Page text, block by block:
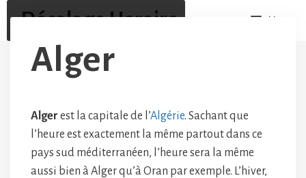
contenu
Décalage Horaire Menu
Alger
Alger est la capitale de l’Algérie. Sachant que
l’heure est exactement la même partout dans ce
pays sud méditerranéen, l’heure sera la même
aussi bien à Alger qu’à Oran par exemple. L’hiver,